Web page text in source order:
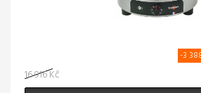
16 916 Kč
-3